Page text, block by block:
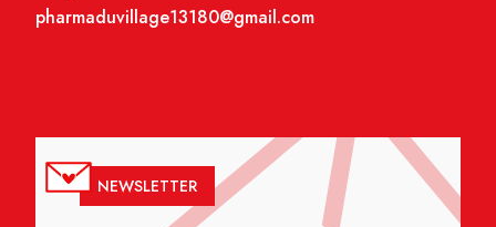
pharmaduvillage13180@gmail.com
NEWSLETTER